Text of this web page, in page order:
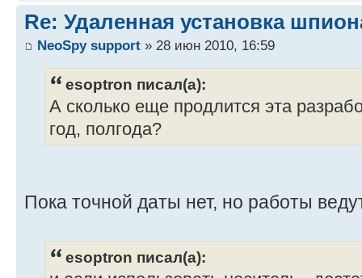
Re: Удаленная установка
NeoSpy support » 28 июн 2010, 16:59
esoptron писал(а):
А сколько еще продлится эта
год, полгода?
Пока точной даты нет, но работы
esoptron писал(а):